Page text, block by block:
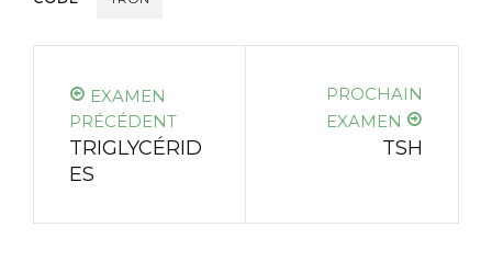
EXAMEN
PRÉCÉDENT
TRIGLYCÉRID
ES
PROCHAIN
EXAMEN
TSH